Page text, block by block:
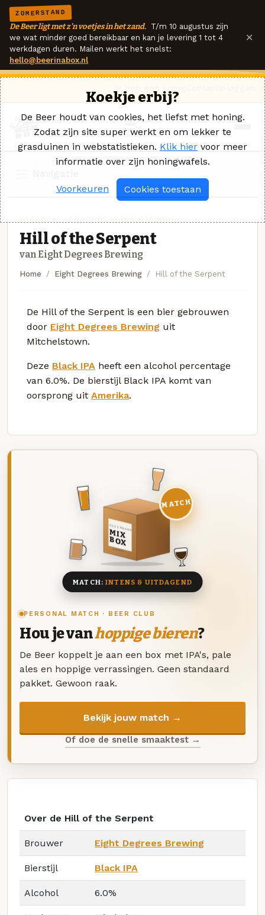
ZOMERSTAND
De Beer ligt met z'n voetjes in het zand. T/m 10 augustus zijn
we wat minder goed bereikbaar en kan je levering 1 tot 4
werkdagen duren. Mailen werkt het snelst:
hello@beerinabox.nl
×
Hill of the Serpent
van Eight Degrees Brewing
Home Eight Degrees Brewing Hill of the Serpent
De Hill of the Serpent is een bier gebrouwen
door Eight Degrees Brewing uit
Mitchelstown.
Deze Black IPA heeft een alcohol percentage
van 6.0%. De bierstijl Black IPA komt van
oorsprong uit Amerika.
PERSONAL MATCH · BEER CLUB
Hou je vanhoppige bieren?
De Beer koppelt je aan een box met IPA's, pale
ales en hoppige verrassingen. Geen standaard
pakket. Gewoon raak.
Bekijk jouw match →
Of doe de snelle smaaktest →
DEZE MAAND
MIX
BOX
8 BIEREN
MATCH
MATCH:INTENS & UITDAGEND
Over de Hill of the Serpent
Brouwer Eight Degrees Brewing
Bierstijl Black IPA
Alcohol 6.0%
Koekje erbij?
De Beer houdt van cookies, het liefst met honing.
Zodat zijn site super werkt en om lekker te
grasduinen in webstatistieken. Klik hier voor meer
informatie over zijn honingwafels.
Voorkeuren Cookies toestaan